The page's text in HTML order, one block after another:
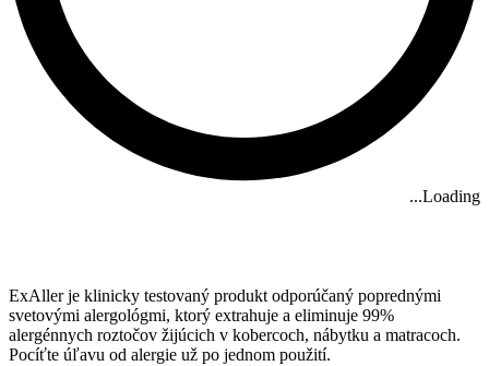
Loading...
ExAller je klinicky testovaný produkt odporúčaný poprednými
svetovými alergológmi, ktorý extrahuje a eliminuje 99%
alergénnych roztočov žijúcich v kobercoch, nábytku a matracoch.
Pocíťte úľavu od alergie už po jednom použití.